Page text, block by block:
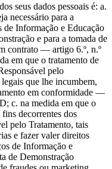
seus dados pessoais é: a.
necessário para a
de Informação e Educação
e para a tomada de
contrato — artigo 6.º, n.º
em que o tratamento de
pelo
que lhe incumbem,
em conformidade —
c. na medida em que o
fins decorrentes dos
pelo Tratamento, tais
e fazer valer direitos
de Informação e
de Demonstração